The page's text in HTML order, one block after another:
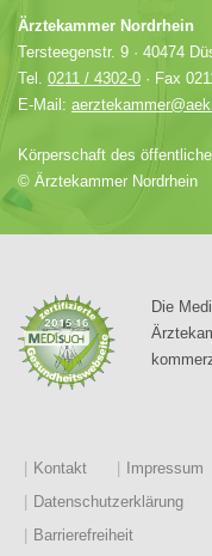
Ärztekammer Nordrhein
Tersteegenstr. 9 · 40474
Tel. 0211 / 4302-0 · Fax
E-Mail:
Körperschaft des
© Ärztekammer Nordrhein
Die
Kontakt Impressum
Datenschutzerklärung
Barrierefreiheit